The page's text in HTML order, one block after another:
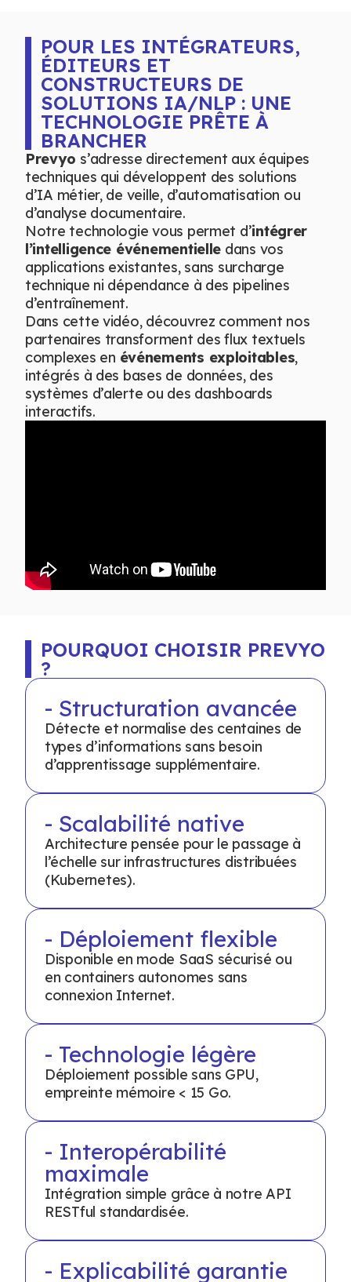
POUR LES INTÉGRATEURS,
ÉDITEURS ET
CONSTRUCTEURS DE
SOLUTIONS IA/NLP : UNE
TECHNOLOGIE PRÊTE À
BRANCHER
Prevyo s’adresse directement aux équipes
techniques qui développent des solutions
d’IA métier, de veille, d’automatisation ou
d’analyse documentaire.
Notre technologie vous permet d’intégrer
l’intelligence événementielle dans vos
applications existantes, sans surcharge
technique ni dépendance à des pipelines
d’entraînement.
Dans cette vidéo, découvrez comment nos
partenaires transforment des flux textuels
complexes en événements exploitables,
intégrés à des bases de données, des
systèmes d’alerte ou des dashboards
interactifs.
POURQUOI CHOISIR PREVYO
?
- Structuration avancée
Détecte et normalise des centaines de
types d’informations sans besoin
d’apprentissage supplémentaire.
- Scalabilité native
Architecture pensée pour le passage à
l’échelle sur infrastructures distribuées
(Kubernetes).
- Déploiement flexible
Disponible en mode SaaS sécurisé ou
en containers autonomes sans
connexion Internet.
- Technologie légère
Déploiement possible sans GPU,
empreinte mémoire < 15 Go.
- Interopérabilité
maximale
Intégration simple grâce à notre API
RESTful standardisée.
- Explicabilité garantie